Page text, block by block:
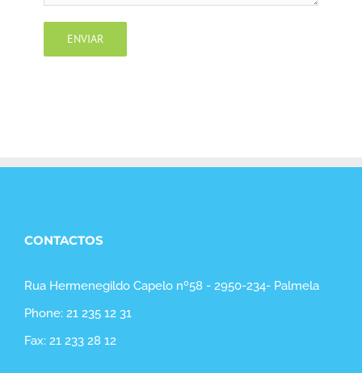
CONTACTOS
Rua Hermenegildo Capelo nº58 - 2950-234- Palmela
Phone: 21 235 12 31
Fax: 21 233 28 12